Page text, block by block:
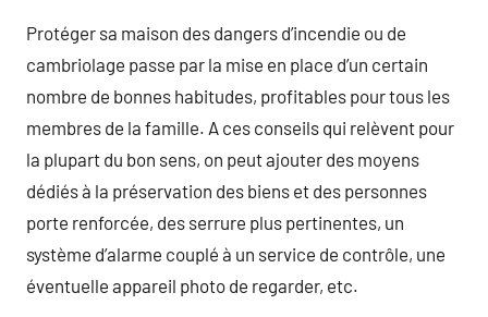
Protéger sa maison des dangers d’incendie ou de
cambriolage passe par la mise en place d’un certain
nombre de bonnes habitudes, profitables pour tous les
membres de la famille. A ces conseils qui relèvent pour
la plupart du bon sens, on peut ajouter des moyens
dédiés à la préservation des biens et des personnes
porte renforcée, des serrure plus pertinentes, un
système d’alarme couplé à un service de contrôle, une
éventuelle appareil photo de regarder, etc.